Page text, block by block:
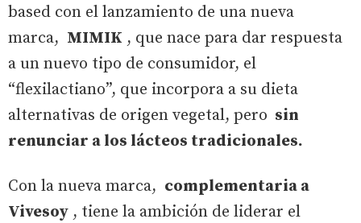
based con el lanzamiento de una nueva
marca, MIMIK , que nace para dar respuesta
a un nuevo tipo de consumidor, el
“flexilactiano”, que incorpora a su dieta
alternativas de origen vegetal, pero sin
renunciar a los lácteos tradicionales.
Con la nueva marca, complementaria a
Vivesoy , tiene la ambición de liderar el